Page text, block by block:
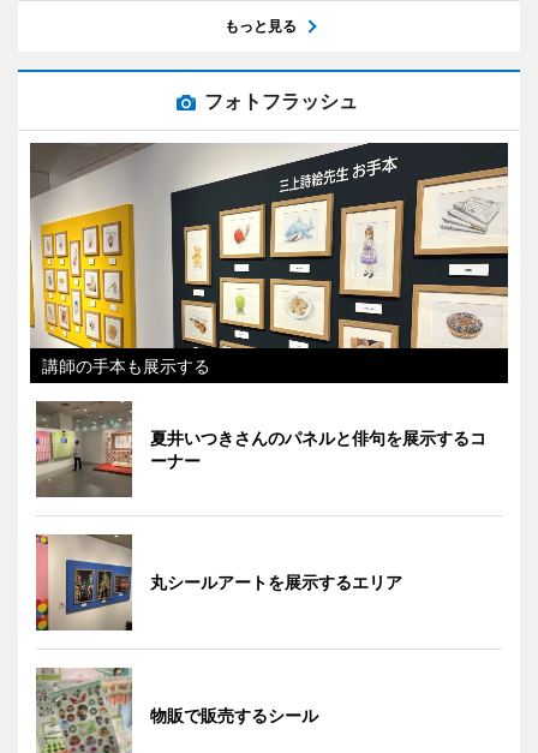
もっと見る
フォトフラッシュ
講師の手本も展示する
夏井いつきさんのパネルと俳句を展示するコ
ーナー
丸シールアートを展示するエリア
物販で販売するシール